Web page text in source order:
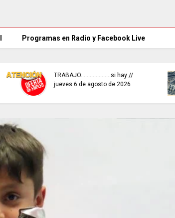
Programas en Radio y Facebook Live
interactivo para consultar
recaudo de aportes a la